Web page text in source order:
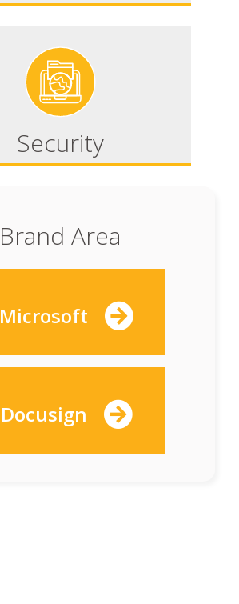
Security
Brand Area
Microsoft
Docusign